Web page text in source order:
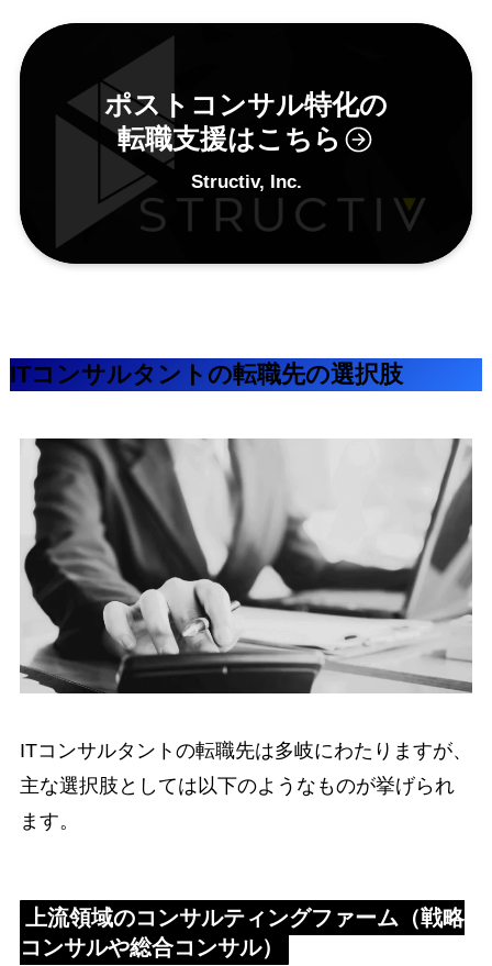
ポストコンサル特化の
転職支援はこちら
Structiv, Inc.
ITコンサルタントの転職先の選択肢
ITコンサルタントの転職先は多岐にわたりますが、
主な選択肢としては以下のようなものが挙げられ
ます。
上流領域のコンサルティングファーム（戦略
コンサルや総合コンサル）